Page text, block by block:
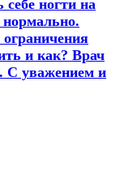
ногти на
нормально.
и как? Врач
С уважением и